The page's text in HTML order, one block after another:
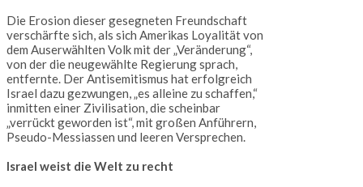
Die Erosion dieser gesegneten Freundschaft
verschärfte sich, als sich Amerikas Loyalität von
dem Auserwählten Volk mit der „Veränderung“,
von der die neugewählte Regierung sprach,
entfernte. Der Antisemitismus hat erfolgreich
Israel dazu gezwungen, „es alleine zu schaffen,“
inmitten einer Zivilisation, die scheinbar
„verrückt geworden ist“, mit großen Anführern,
Pseudo-Messiassen und leeren Versprechen.
Israel weist die Welt zu recht